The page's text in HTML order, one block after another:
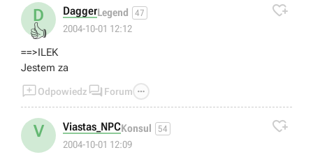
D
👍
DaggerLegend 47
2004-10-01 12:12

==>ILEK
Jestem za
Odpowiedz  Forum 
V Viastas_NPCKonsul 54
2004-10-01 12:09
